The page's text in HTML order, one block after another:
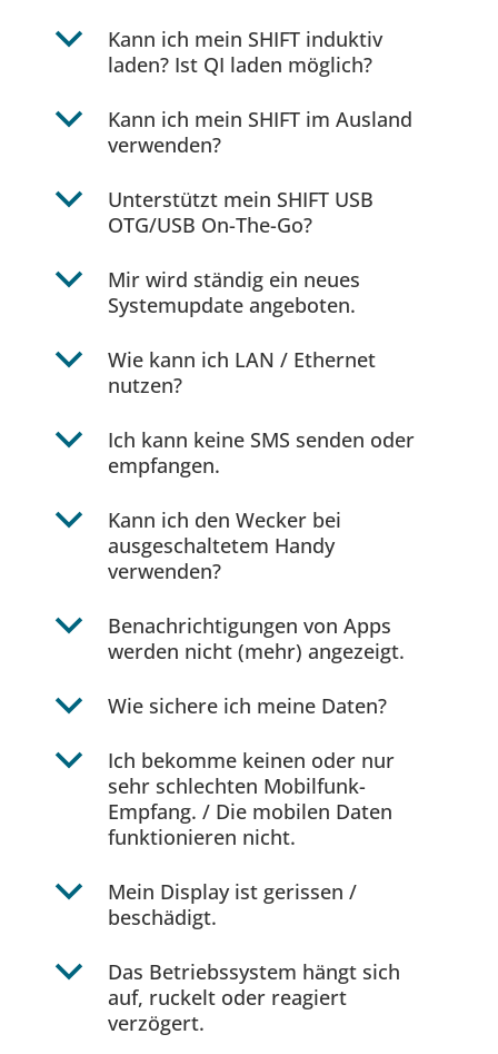
b
Kann ich mein SHIFT induktiv
laden? Ist QI laden möglich?
b
Kann ich mein SHIFT im Ausland
verwenden?
b
Unterstützt mein SHIFT USB
OTG/USB On-The-Go?
b
Mir wird ständig ein neues
Systemupdate angeboten.
b
Wie kann ich LAN / Ethernet
nutzen?
b
Ich kann keine SMS senden oder
empfangen.
b
Kann ich den Wecker bei
ausgeschaltetem Handy
verwenden?
b
Benachrichtigungen von Apps
werden nicht (mehr) angezeigt.
b Wie sichere ich meine Daten?
b
Ich bekomme keinen oder nur
sehr schlechten Mobilfunk-
Empfang. / Die mobilen Daten
funktionieren nicht.
b
Mein Display ist gerissen /
beschädigt.
b
Das Betriebssystem hängt sich
auf, ruckelt oder reagiert
verzögert.